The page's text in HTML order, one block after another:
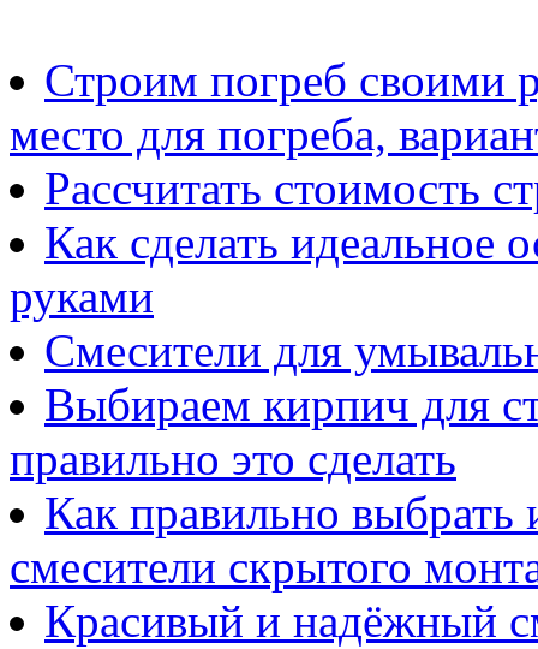
Строим погреб своими
место для погреба,
Рассчитать стоимость
Как сделать идеальное
руками
Смесители для
Выбираем кирпич для
правильно это сделать
Как правильно выбрать
смесители скрытого
Красивый и надёжный